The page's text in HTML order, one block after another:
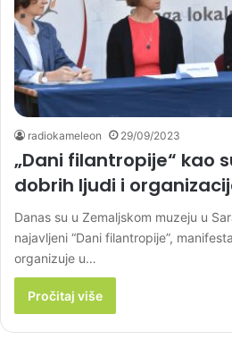
radiokameleon 29/09/2023
„Dani filantropije“ kao
dobrih ljudi i
Danas su u Zemaljskom muzeju u
najavljeni “Dani filantropije”,
organizuje u…
Pročitaj više